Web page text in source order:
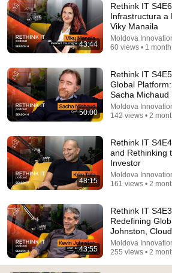
Rethink IT S4E7: Cum construiești
din Moldova? | Roman Știrbu,
Moldova Innovation Technology Park
43:44
Rethink IT
Infrastructura a
Viky Manaila
Moldova
60 views • 1
50:00
Rethink IT
Global
Sacha Michaud
Moldova
142 views • 2
48:15
Rethink IT
and Rethinking
Investor
Moldova
161 views • 2
43:55
Rethink IT
Redefining
Johnston,
Moldova
255 views • 2